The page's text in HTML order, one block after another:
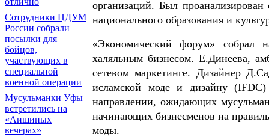
Сотрудники ЦДУМ
России собрали
посылки для
бойцов,
участвующих в
специальной
военной операции
Мусульманки Уфы
встретились на
«Аишиных
вечерах»
организаций. Был
национального образования и
«Экономический форум» собрал
халяльным бизнесом. Е.Динеева,
сетевом маркетинге. Дизайнер
исламской моде и дизайну
направлении, ожидающих
начинающих бизнесменов на
моды.